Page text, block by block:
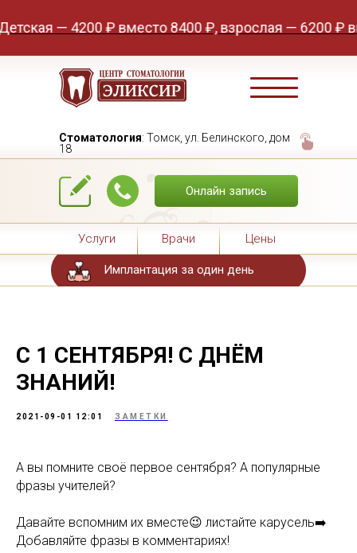
— 4200 ₽ вместо 8400 ₽, взрослая — 6200 ₽
Стоматология: Томск, ул. Белинского, дом
18
Онлайн запись
Услуги Врачи Цены
Имплантация за один день
С 1 СЕНТЯБРЯ! С ДНЁМ
ЗНАНИЙ!
2021-09-01 12:01 ЗАМЕТКИ
А вы помните своё первое сентября? А популярные
фразы учителей?
Давайте вспомним их вместе😉 листайте карусель➡️
Добавляйте фразы в комментариях!